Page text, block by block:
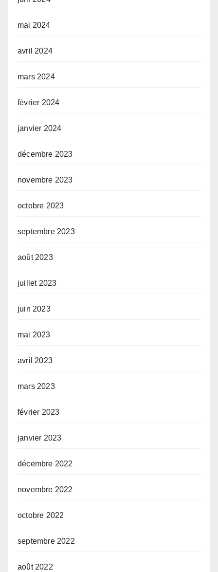
mai 2024
avril 2024
mars 2024
février 2024
janvier 2024
décembre 2023
novembre 2023
octobre 2023
septembre 2023
août 2023
juillet 2023
juin 2023
mai 2023
avril 2023
mars 2023
février 2023
janvier 2023
décembre 2022
novembre 2022
octobre 2022
septembre 2022
août 2022